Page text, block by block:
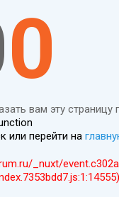
0
вам эту страницу
или перейти на
_nuxt/